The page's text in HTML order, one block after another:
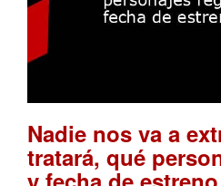
Nadie nos va a
tratará, qué